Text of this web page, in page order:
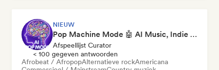
NIEUW
Pop Machine Mode 🤖 AI Music, Indie Pop & Dream Pop
Afspeellijst Curator
< 100 gegeven antwoorden
Afrobeat / AfropopAlternatieve rockAmericana